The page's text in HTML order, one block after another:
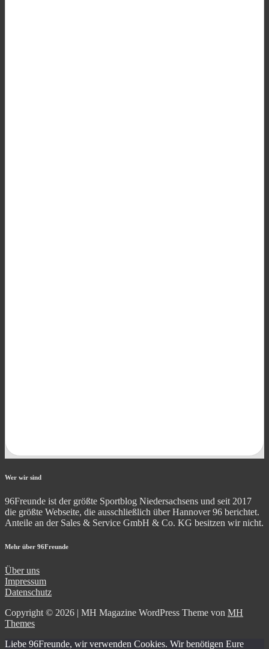
Wer wir sind
96Freunde ist der größte Sportblog Niedersachsens und seit 2017
die größte Webseite, die ausschließlich über Hannover 96 berichtet.
Anteile an der Sales & Service GmbH & Co. KG besitzen wir nicht.
Mehr über 96Freunde
Über uns
Impressum
Datenschutz
Copyright © 2026 | MH Magazine WordPress Theme von MH
Themes
Liebe 96Freunde, wir verwenden Cookies. Wir benötigen Eure